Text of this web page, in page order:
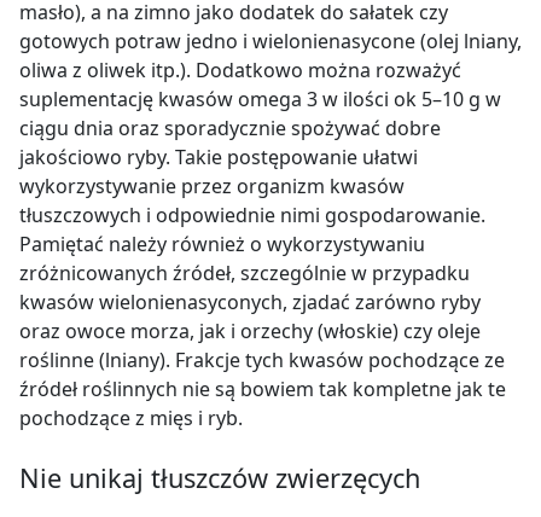
masło), a na zimno jako dodatek do sałatek czy
gotowych potraw jedno i wielonienasycone (olej lniany,
oliwa z oliwek itp.). Dodatkowo można rozważyć
suplementację kwasów omega 3 w ilości ok 5–10 g w
ciągu dnia oraz sporadycznie spożywać dobre
jakościowo ryby. Takie postępowanie ułatwi
wykorzystywanie przez organizm kwasów
tłuszczowych i odpowiednie nimi gospodarowanie.
Pamiętać należy również o wykorzystywaniu
zróżnicowanych źródeł, szczególnie w przypadku
kwasów wielonienasyconych, zjadać zarówno ryby
oraz owoce morza, jak i orzechy (włoskie) czy oleje
roślinne (lniany). Frakcje tych kwasów pochodzące ze
źródeł roślinnych nie są bowiem tak kompletne jak te
pochodzące z mięs i ryb.
Nie unikaj tłuszczów zwierzęcych